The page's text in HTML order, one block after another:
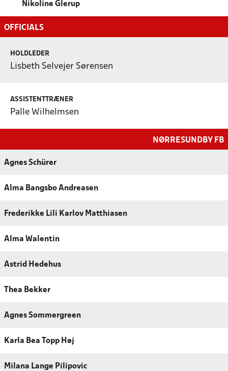
Nikoline Glerup
OFFICIALS
HOLDLEDER
Lisbeth Selvejer Sørensen
ASSISTENTTRÆNER
Palle Wilhelmsen
NØRRESUNDBY FB
Agnes Schürer
Alma Bangsbo Andreasen
Frederikke Lili Karlov Matthiasen
Alma Walentin
Astrid Hedehus
Thea Bekker
Agnes Sommergreen
Karla Bea Topp Høj
Milana Lange Pilipovic